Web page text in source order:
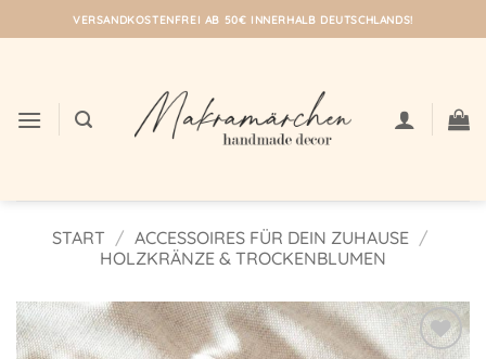
Inhalt
VERSANDKOSTENFREI AB 50€ INNERHALB DEUTSCHLANDS!
START / ACCESSOIRES FÜR DEIN ZUHAUSE /
HOLZKRÄNZE & TROCKENBLUMEN